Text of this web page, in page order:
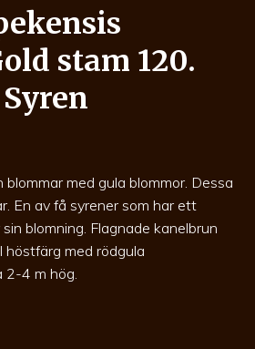
stam 120.
blommar med gula blommor. Dessa
En av få syrener som har ett
blomning. Flagnade kanelbrun
höstfärg med rödgula
2-4 m hög.